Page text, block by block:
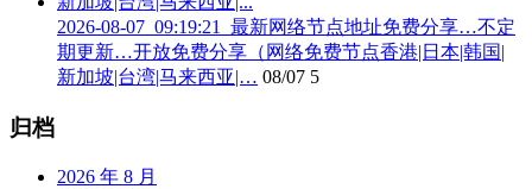
2026-08-07_09:19:21_最新网络节点地址免费分享…不定
期更新…开放免费分享（网络免费节点香港|日本|韩国|
新加坡|台湾|马来西亚|… 08/07 5
归档
2026 年 8 月